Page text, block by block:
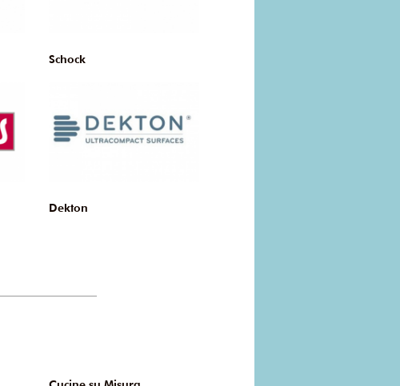
Schock
Dekton
Cucine su Misura